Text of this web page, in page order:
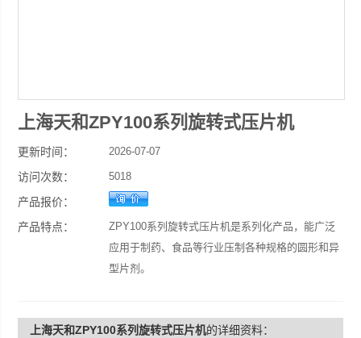
上海天和ZPY100系列旋转式压片机
更新时间： 2026-07-07
访问次数： 5018
产品报价：
产品特点：
ZPY100系列旋转式压片机是系列化产品，能广泛
应用于制药、食品等行业压制各种规格的圆形和异
型片剂。
上海天和ZPY100系列旋转式压片机的详细资料：